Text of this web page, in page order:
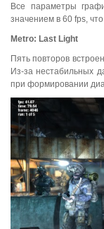
Все параметры
значением в 60 fps,
Metro: Last Light
Пять повторов
Из-за нестабильных
при формировании